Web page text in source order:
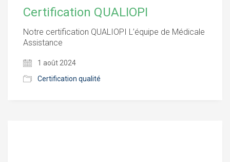
Certification QUALIOPI
Notre certification QUALIOPI L’équipe de Médicale
Assistance
1 août 2024
Certification qualité